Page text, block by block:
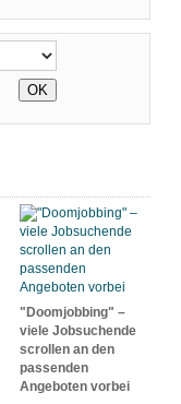
"Doomjobbing" –
viele Jobsuchende
scrollen an den
passenden
Angeboten vorbei